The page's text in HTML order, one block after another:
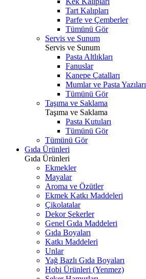
Tart Kalıpları
Parfe ve Çemberler
Tümünü Gör
Servis ve Sunum
Servis ve Sunum
Pasta Altlıkları
Fanuslar
Kanepe Çatalları
Mumlar ve Pasta Yazıları
Tümünü Gör
Taşıma ve Saklama
Taşıma ve Saklama
Pasta Kutuları
Tümünü Gör
Tümünü Gör
Gıda Ürünleri
Gıda Ürünleri
Ekmekler
Mayalar
Aroma ve Özütler
Ekmek Katkı Maddeleri
Çikolatalar
Dekor Şekerler
Genel Gıda Maddeleri
Gıda Boyaları
Katkı Maddeleri
Unlar
Yağ Bazlı Gıda Boyaları
Hobi Ürünleri (Yenmez)